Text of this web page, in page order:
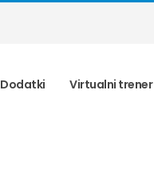
Dodatki Virtualni trener